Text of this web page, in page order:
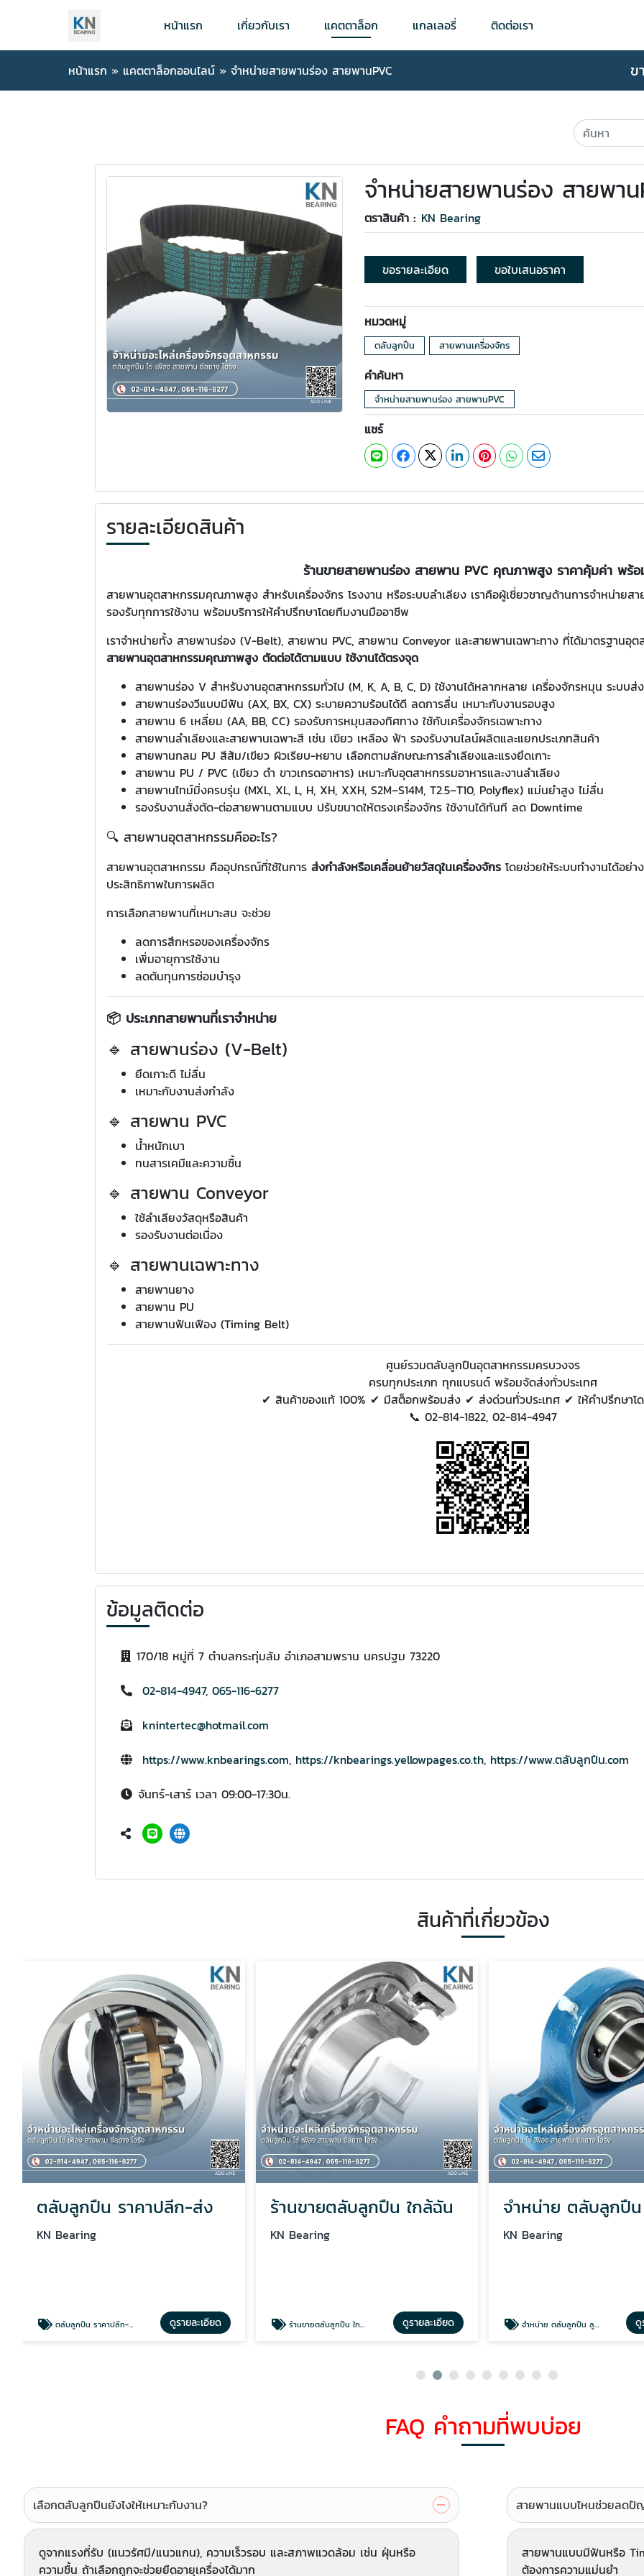
หน้าแรก เกี่ยวกับเรา แคตตาล็อก แกลเลอรี่ ติดต่อเรา
หน้าแรก » แคตตาล็อกออนไลน์ » จำหน่ายสายพานร่อง สายพานPVC ข
จำหน่ายสายพานร่อง สายพาน
ตราสินค้า : KN Bearing
ขอรายละเอียด ขอใบเสนอราคา
หมวดหมู่
ตลับลูกปืน สายพานเครื่องจักร
คำค้นหา
จำหน่ายสายพานร่อง สายพานPVC
แชร์
รายละเอียดสินค้า
ร้านขายสายพานร่อง สายพาน PVC คุณภาพสูง ราคาคุ้มค่า พร้
สายพานอุตสาหกรรมคุณภาพสูง สำหรับเครื่องจักร โรงงาน หรือระบบลำเลียง เราคือผู้เชี่ยวชาญด้านการจำหน่ายส
รองรับทุกการใช้งาน พร้อมบริการให้คำปรึกษาโดยทีมงานมืออาชีพ
เราจำหน่ายทั้ง สายพานร่อง (V-Belt), สายพาน PVC, สายพาน Conveyor และสายพานเฉพาะทาง ที่ได้มาตรฐานอุ
สายพานอุตสาหกรรมคุณภาพสูง ตัดต่อได้ตามแบบ ใช้งานได้ตรงจุด
สายพานร่อง V สำหรับงานอุตสาหกรรมทั่วไป (M, K, A, B, C, D) ใช้งานได้หลากหลาย เครื่องจักรหมุน ระบบส่
สายพานร่องวีแบบมีฟัน (AX, BX, CX) ระบายความร้อนได้ดี ลดการลื่น เหมาะกับงานรอบสูง
สายพาน 6 เหลี่ยม (AA, BB, CC) รองรับการหมุนสองทิศทาง ใช้กับเครื่องจักรเฉพาะทาง
สายพานลำเลียงและสายพานเฉพาะสี เช่น เขียว เหลือง ฟ้า รองรับงานไลน์ผลิตและแยกประเภทสินค้า
สายพานกลม PU สีส้ม/เขียว ผิวเรียบ-หยาบ เลือกตามลักษณะการลำเลียงและแรงยึดเกาะ
สายพาน PU / PVC (เขียว ดำ ขาวเกรดอาหาร) เหมาะกับอุตสาหกรรมอาหารและงานลำเลียง
สายพานไทม์มิ่งครบรุ่น (MXL, XL, L, H, XH, XXH, S2M–S14M, T2.5–T10, Polyflex) แม่นยำสูง ไม่ลื่น
รองรับงานสั่งตัด-ต่อสายพานตามแบบ ปรับขนาดให้ตรงเครื่องจักร ใช้งานได้ทันที ลด Downtime
🔍 สายพานอุตสาหกรรมคืออะไร?
สายพานอุตสาหกรรม คืออุปกรณ์ที่ใช้ในการ ส่งกำลังหรือเคลื่อนย้ายวัสดุในเครื่องจักร โดยช่วยให้ระบบทำงานได้อย่
ประสิทธิภาพในการผลิต
การเลือกสายพานที่เหมาะสม จะช่วย
ลดการสึกหรอของเครื่องจักร
เพิ่มอายุการใช้งาน
ลดต้นทุนการซ่อมบำรุง
📦 ประเภทสายพานที่เราจำหน่าย
🔹 สายพานร่อง (V-Belt)
ยึดเกาะดี ไม่ลื่น
เหมาะกับงานส่งกำลัง
🔹 สายพาน PVC
น้ำหนักเบา
ทนสารเคมีและความชื้น
🔹 สายพาน Conveyor
ใช้ลำเลียงวัสดุหรือสินค้า
รองรับงานต่อเนื่อง
🔹 สายพานเฉพาะทาง
สายพานยาง
สายพาน PU
สายพานฟันเฟือง (Timing Belt)
ศูนย์รวมตลับลูกปืนอุตสาหกรรมครบวงจร
ครบทุกประเภท ทุกแบรนด์ พร้อมจัดส่งทั่วประเทศ
✔ สินค้าของแท้ 100% ✔ มีสต็อกพร้อมส่ง ✔ ส่งด่วนทั่วประเทศ ✔ ให้คำปรึกษาโ
📞 02-814-1822, 02-814-4947
ข้อมูลติดต่อ
170/18 หมู่ที่ 7 ตำบลกระทุ่มล้ม อำเภอสามพราน นครปฐม 73220
02-814-4947, 065-116-6277
knintertec@hotmail.com
https://www.knbearings.com, https://knbearings.yellowpages.co.th, https://www.ตลับลูกปืน.com
จันทร์-เสาร์ เวลา 09:00-17:30น.
สินค้าที่เกี่ยวข้อง
ตลับลูกปืน ราคาปลีก-ส่ง
KN Bearing
ตลับลูกปืน ราคาปลีก-ส่ง ดูรายละเอียด
ร้านขายตลับลูกปืน ใกล้ฉัน
KN Bearing
ร้านขายตลับลูกปืน ใกล้ฉัน ดูรายละเอียด
KN Bearing
จำหน่าย ตลับลูกปืน ลูกปืนตุ๊กตา ดู
FAQ คำถามที่พบบ่อย
เลือกตลับลูกปืนยังไงให้เหมาะกับงาน?
ดูจากแรงที่รับ (แนวรัศมี/แนวแกน), ความเร็วรอบ และสภาพแวดล้อม เช่น ฝุ่นหรือ
ความชื้น ถ้าเลือกถูกจะช่วยยืดอายุเครื่องได้มาก
สายพานแบบไหนช่วยลดปั
สายพานแบบมีฟันหรือ
ต้องการความแม่นยำ